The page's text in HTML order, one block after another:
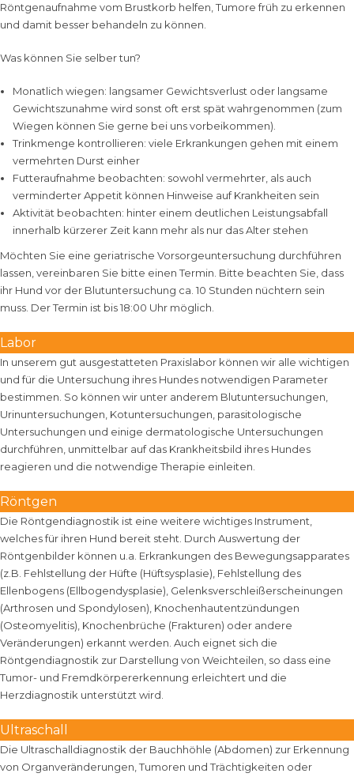
Röntgenaufnahme vom Brustkorb helfen, Tumore früh zu erkennen
und damit besser behandeln zu können.
Was können Sie selber tun?
Monatlich wiegen: langsamer Gewichtsverlust oder langsame
Gewichtszunahme wird sonst oft erst spät wahrgenommen (zum
Wiegen können Sie gerne bei uns vorbeikommen).
Trinkmenge kontrollieren: viele Erkrankungen gehen mit einem
vermehrten Durst einher
Futteraufnahme beobachten: sowohl vermehrter, als auch
verminderter Appetit können Hinweise auf Krankheiten sein
Aktivität beobachten: hinter einem deutlichen Leistungsabfall
innerhalb kürzerer Zeit kann mehr als nur das Alter stehen
Möchten Sie eine geriatrische Vorsorgeuntersuchung durchführen
lassen, vereinbaren Sie bitte einen Termin. Bitte beachten Sie, dass
ihr Hund vor der Blutuntersuchung ca. 10 Stunden nüchtern sein
muss. Der Termin ist bis 18:00 Uhr möglich.
Labor
In unserem gut ausgestatteten Praxislabor können wir alle wichtigen
und für die Untersuchung ihres Hundes notwendigen Parameter
bestimmen. So können wir unter anderem Blutuntersuchungen,
Urinuntersuchungen, Kotuntersuchungen, parasitologische
Untersuchungen und einige dermatologische Untersuchungen
durchführen, unmittelbar auf das Krankheitsbild ihres Hundes
reagieren und die notwendige Therapie einleiten.
Röntgen
Die Röntgendiagnostik ist eine weitere wichtiges Instrument,
welches für ihren Hund bereit steht. Durch Auswertung der
Röntgenbilder können u.a. Erkrankungen des Bewegungsapparates
(z.B. Fehlstellung der Hüfte (Hüftsysplasie), Fehlstellung des
Ellenbogens (Ellbogendysplasie), Gelenksverschleißerscheinungen
(Arthrosen und Spondylosen), Knochenhautentzündungen
(Osteomyelitis), Knochenbrüche (Frakturen) oder andere
Veränderungen) erkannt werden. Auch eignet sich die
Röntgendiagnostik zur Darstellung von Weichteilen, so dass eine
Tumor- und Fremdkörpererkennung erleichtert und die
Herzdiagnostik unterstützt wird.
Ultraschall
Die Ultraschalldiagnostik der Bauchhöhle (Abdomen) zur Erkennung
von Organveränderungen, Tumoren und Trächtigkeiten oder